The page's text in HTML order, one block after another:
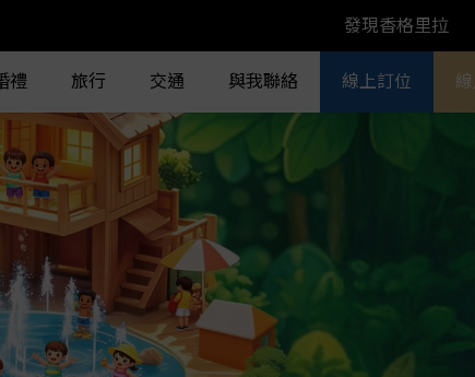
發現香格里拉
禮 旅行 交通 與我聯絡 線上訂位